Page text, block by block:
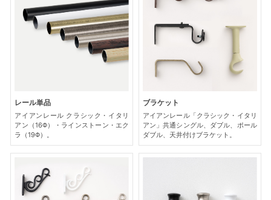
レール単品
アイアンレール クラシック・イタリ
アン（16Φ）・ラインストーン・エク
ラ（19Φ）。
ブラケット
アイアンレール「クラシック・イタリ
アン」共通シングル、ダブル、ポール
ダブル、天井付けブラケット。